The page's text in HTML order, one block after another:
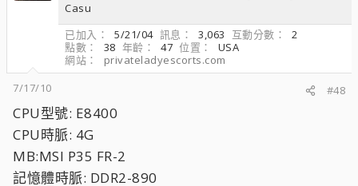
Casu
已加入
5/21/04 訊息 3,063 互動分數
2
點數
38 年齡 47 位置
USA
網站
privateladyescorts.com
7/17/10
#48
CPU型號: E8400
CPU時脈: 4G
MB:MSI P35 FR-2
記憶體時脈: DDR2-890